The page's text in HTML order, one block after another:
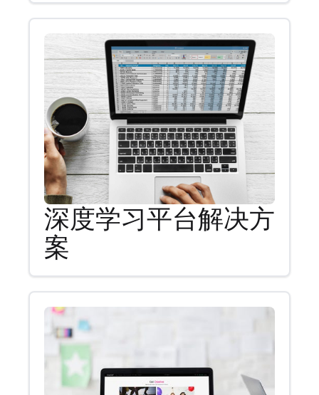
深度学习平台解决方
案